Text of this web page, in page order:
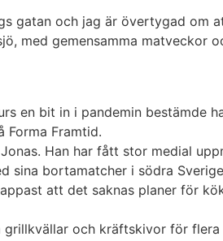
gatan och jag är övertygad om
med gemensamma matveckor
en bit in i pandemin bestämde
Framtid.
Han har fått stor medial
sina bortamatcher i södra
att det saknas planer för
och kräftskivor för flera